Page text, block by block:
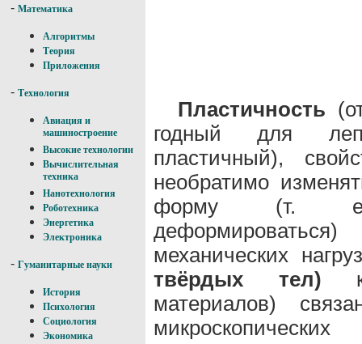
- Математика
Алгоритмы
Теория
Приложения
- Технология
Авиация и
машиностроение
Высокие технологии
Вычислительная
техника
Нанотехнология
Роботехника
Энергетика
Электроника
- Гуманитарные науки
История
Психология
Социология
Экономика
Пластичность
годный для
пластичный),
необратимо
форму (т. е.
механических
твёрдых тел)
материалов)